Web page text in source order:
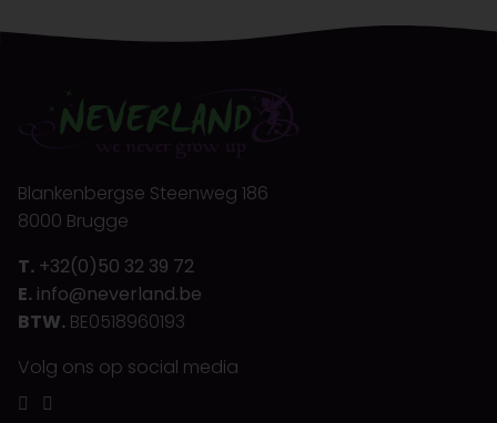
Blankenbergse Steenweg 186
8000 Brugge
T. +32(0)50 32 39 72
E. info@neverland.be
BTW. BE0518960193
Volg ons op social media